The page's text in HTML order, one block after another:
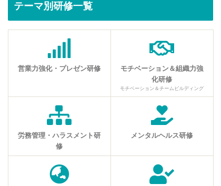
テーマ別研修一覧
営業力強化・プレゼン研修
モチベーション＆組織力強
化研修
モチベーション＆チームビルディング
労務管理・ハラスメント研
修
メンタルヘルス研修